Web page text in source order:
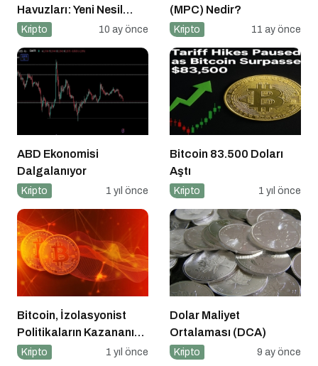
Havuzları: Yeni Nesil
Finansın Kalbi
Kripto 10 ay önce
(MPC) Nedir?
Kripto 11 ay önce
ABD Ekonomisi
Dalgalanıyor
Kripto 1 yıl önce
Bitcoin 83.500 Doları
Aştı
Kripto 1 yıl önce
Bitcoin, İzolasyonist
Politikaların Kazananı
Olabilir
Kripto 1 yıl önce
Dolar Maliyet
Ortalaması (DCA)
Kripto 9 ay önce